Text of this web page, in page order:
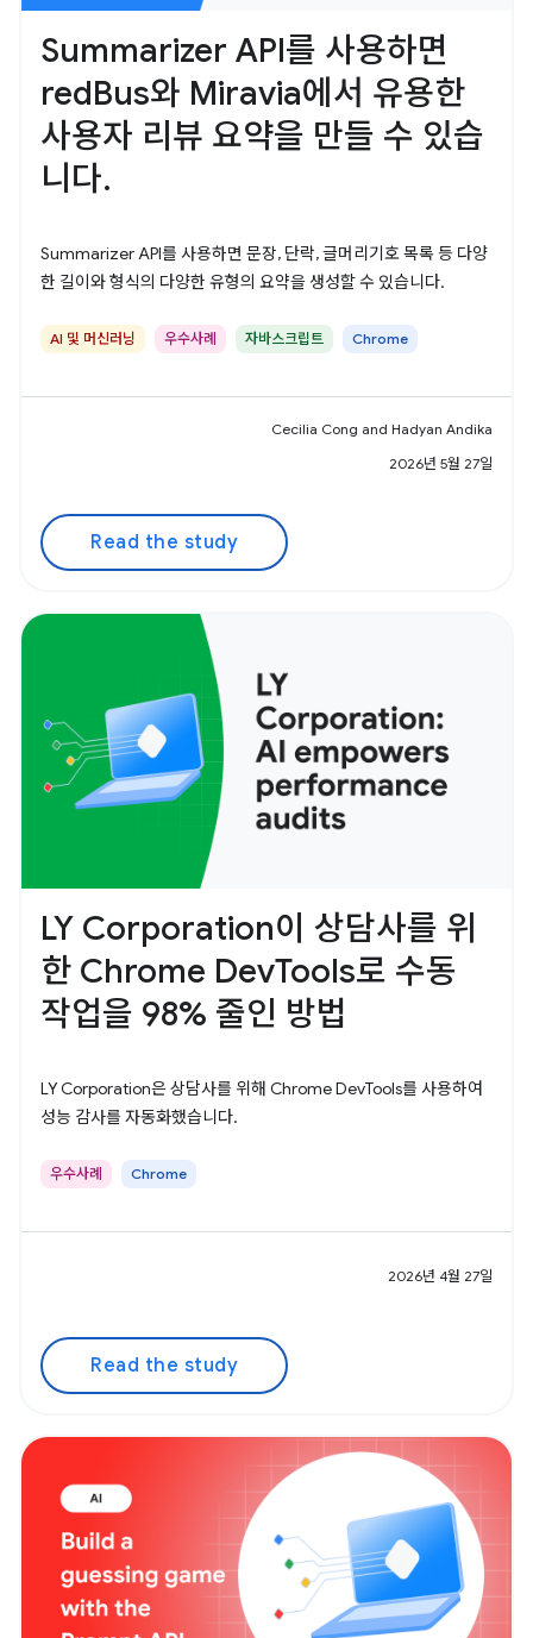
Summarizer API를 사용하면
redBus와 Miravia에서 유용한
사용자 리뷰 요약을 만들 수 있습
니다.
Summarizer API를 사용하면 문장, 단락, 글머리기호 목록 등 다양
한 길이와 형식의 다양한 유형의 요약을 생성할 수 있습니다.
AI 및 머신러닝 우수사례 자바스크립트 Chrome
Cecilia Cong and Hadyan Andika
2026년 5월 27일
Read the study
LY Corporation이 상담사를 위
한 Chrome DevTools로 수동
작업을 98% 줄인 방법
LY Corporation은 상담사를 위해 Chrome DevTools를 사용하여
성능 감사를 자동화했습니다.
우수사례 Chrome
2026년 4월 27일
Read the study